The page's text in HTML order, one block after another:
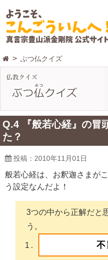
ぶつ仏クイズ
Q.4 『般若心経』の冒
た？
投稿：2010年11月01日
般若心経は、お釈迦さまが
う設定なんだよ！
3つの中から正解だと
う。